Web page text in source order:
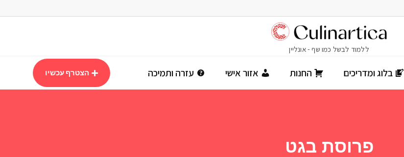
בלוג ומדריכים החנות אזור אישי עזרה ותמיכה הצטרף עכשיו
פרוסת בגט